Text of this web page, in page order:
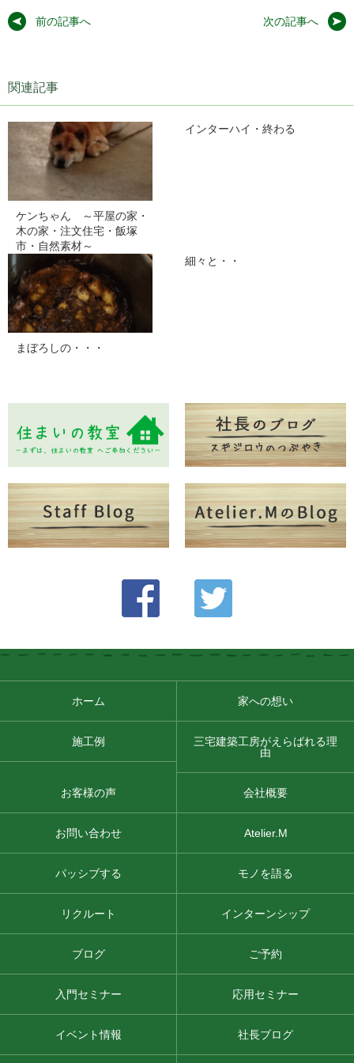
前の記事へ 次の記事へ
関連記事
ケンちゃん ～平屋の家・
木の家・注文住宅・飯塚
市・自然素材～
インターハイ・終わる
まぼろしの・・・
細々と・・
ホーム 家への想い
施工例
三宅建築工房がえらばれる理
由
お客様の声 会社概要
お問い合わせ Atelier.M
パッシブする モノを語る
リクルート インターンシップ
ブログ ご予約
入門セミナー 応用セミナー
イベント情報 社長ブログ